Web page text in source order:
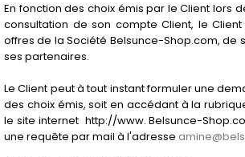
En fonction des choix émis par le Client lors
consultation de son compte Client, le
offres de la Société Belsunce-Shop.com, de
ses partenaires.
Le Client peut à tout instant formuler une
des choix émis, soit en accédant à la
le site internet http://www. Belsunce-
une requête par mail à l'adresse